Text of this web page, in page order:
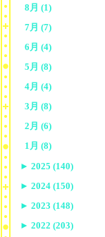
8月 (1)
7月 (7)
6月 (4)
5月 (8)
4月 (4)
3月 (8)
2月 (6)
1月 (8)
► 2025 (140)
► 2024 (150)
► 2023 (148)
► 2022 (203)